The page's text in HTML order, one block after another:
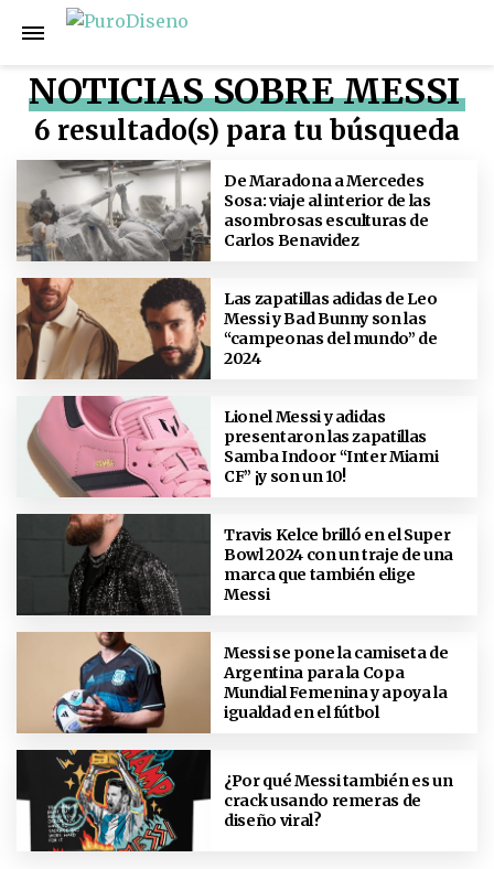
NOTICIAS SOBRE MESSI
6 resultado(s) para tu búsqueda
De Maradona a Mercedes
Sosa: viaje al interior de las
asombrosas esculturas de
Carlos Benavidez
Las zapatillas adidas de Leo
Messi y Bad Bunny son las
“campeonas del mundo” de
2024
Lionel Messi y adidas
presentaron las zapatillas
Samba Indoor “Inter Miami
CF” ¡y son un 10!
Travis Kelce brilló en el Super
Bowl 2024 con un traje de una
marca que también elige
Messi
Messi se pone la camiseta de
Argentina para la Copa
Mundial Femenina y apoya la
igualdad en el fútbol
¿Por qué Messi también es un
crack usando remeras de
diseño viral?